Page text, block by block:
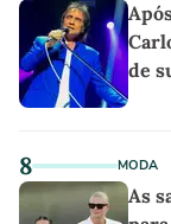
de
8 MODA
As